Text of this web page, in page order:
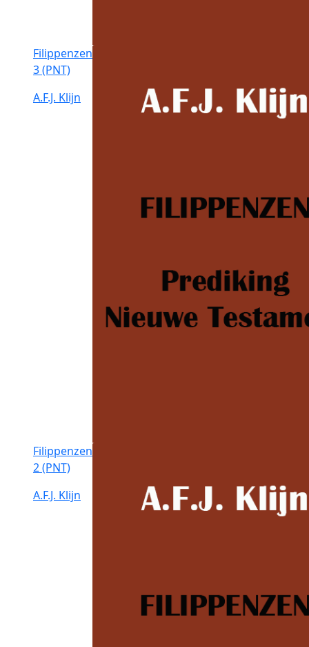
Filippenzen
3 (PNT)
A.F.J. Klijn
Filippenzen
2 (PNT)
A.F.J. Klijn